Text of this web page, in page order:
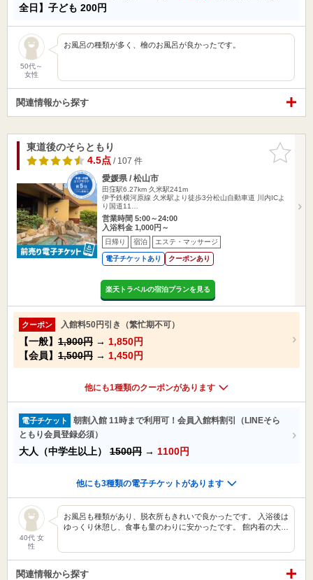
全日】子ども 200円
50代～
女性
お風呂の種類が多く、檜のお風呂が良かったです。
関連情報から探す
お気に入
りに追加
東道後のそらともり
4.5点/ 107 件
愛媛県 / 松山市
田窪駅6.27km 久米駅241m
伊予鉄横河原線 久米駅より徒歩3分松山自動車道 川内ICよ
り国道11…
営業時間 5:00～24:00
入浴料金 1,000円～
日帰り 宿泊 エステ・マッサージ
電子チケットあり クーポンあり
楽天トラベルの宿泊プランを見る
クーポン 入館料50円引き（繁忙期不可）
【一般】 1,900円 → 1,850円
【会員】 1,500円 → 1,450円
他にも1種類のクーポンがあります
電子チケット
朝割入館 11時まで利用可！会員入館料割引（LINEそら
ともり会員登録必須）
大人（中学生以上） 1500円 → 1100円
他にも3種類の電子チケットがあります
40代 女
性
お風呂も種類があり、脱衣所もきれいで良かったです。 入浴後は
ゆっくり休憩し、食事も量のわりに安かったです。 館内着の大…
関連情報から探す